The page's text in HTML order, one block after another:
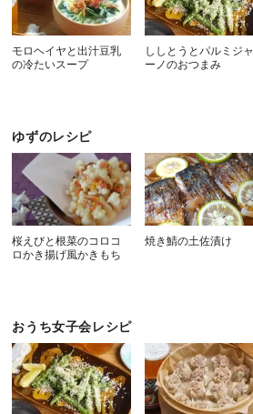
モロヘイヤと出汁豆乳
の冷たいスープ
ししとうとパルミジャ
ーノのおつまみ
ゆずのレシピ
桜えびと根菜のコロコ
ロかき揚げ風かきもち
焼き鯖の土佐漬け
おうち女子会レシピ